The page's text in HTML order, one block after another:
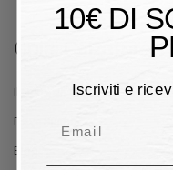
Guidi Calzature
Il Negozio
Dove Siamo
Blog
10€ DI
Iscriviti e